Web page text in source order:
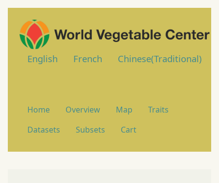
English French Chinese(Traditional)
Home Overview Map
Traits
Datasets
Subsets Cart